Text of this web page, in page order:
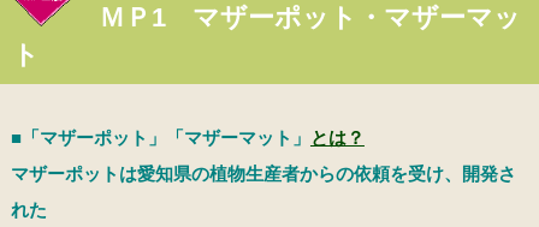
ＭＰ1 マザーポット・マザーマッ
ト
■「マザーポット」「マザーマット」
とは？
マザーポットは愛知県の植物生産者からの依頼を受け、開発さ
れた